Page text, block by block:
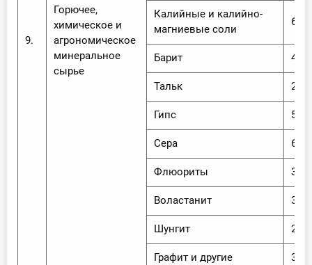
9.
Горючее,
химическое и
агрономическое
минеральное
сырье
Калийные и калийно-
магниевые соли
6,0
Барит 4,5
Тальк 2,0
Гипс 5,6
Сера 6,0
Флюориты 3,0
Воластанит 3,5
Шунгит 2,0
Графит и другие 3,5